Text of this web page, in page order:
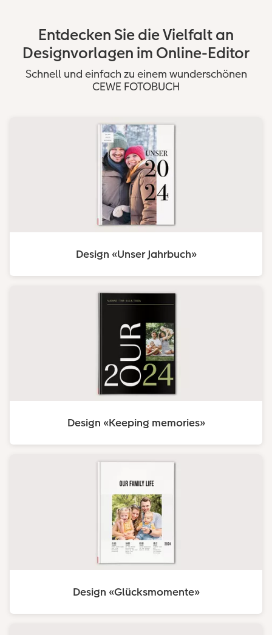
Entdecken Sie die Vielfalt an
Designvorlagen im Online-Editor
Schnell und einfach zu einem wunderschönen
CEWE FOTOBUCH
Design «Unser Jahrbuch»
Design «Keeping memories»
Design «Glücksmomente»